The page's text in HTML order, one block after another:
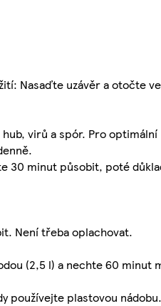
Nasaďte uzávěr a otočte ve
virů a spór. Pro optimální
30 minut působit, poté
Není třeba oplachovat.
(2,5 l) a nechte 60 minut
používejte plastovou nádobu.